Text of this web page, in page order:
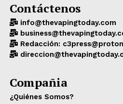
Contáctenos
info@thevapingtoday.com
Redacción:
Compañia
¿Quiénes Somos?